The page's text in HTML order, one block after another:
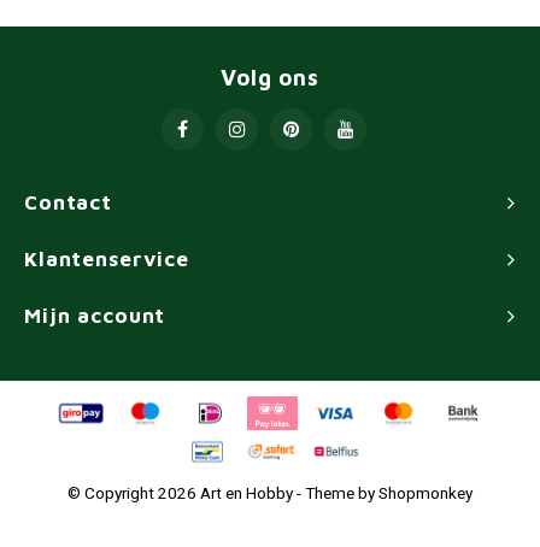
Contact
Volg ons
Klantenservice
Mijn account
© Copyright 2026 Art en Hobby - Theme byShopmonkey